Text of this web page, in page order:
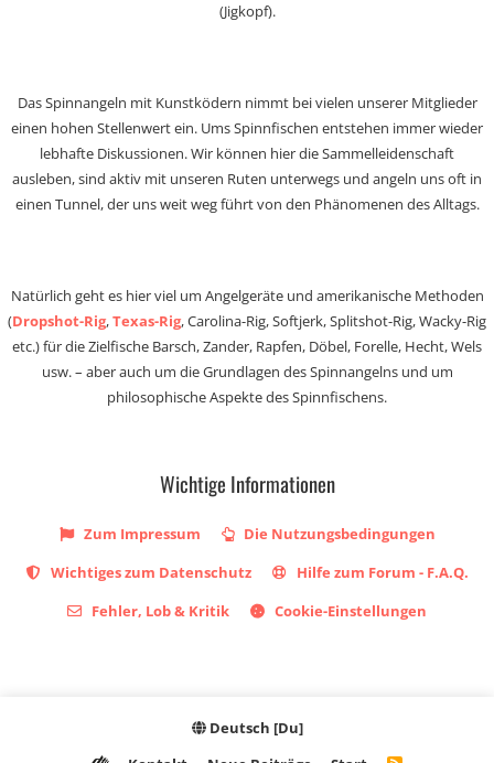
(Jigkopf).
Das Spinnangeln mit Kunstködern nimmt bei vielen unserer Mitglieder
einen hohen Stellenwert ein. Ums Spinnfischen entstehen immer wieder
lebhafte Diskussionen. Wir können hier die Sammelleidenschaft
ausleben, sind aktiv mit unseren Ruten unterwegs und angeln uns oft in
einen Tunnel, der uns weit weg führt von den Phänomenen des Alltags.
Natürlich geht es hier viel um Angelgeräte und amerikanische Methoden
(Dropshot-Rig,Texas-Rig, Carolina-Rig, Softjerk, Splitshot-Rig, Wacky-Rig
etc.) für die Zielfische Barsch, Zander, Rapfen, Döbel, Forelle, Hecht, Wels
usw. – aber auch um die Grundlagen des Spinnangelns und um
philosophische Aspekte des Spinnfischens.
Wichtige Informationen
Zum Impressum
Die Nutzungsbedingungen
Wichtiges zum Datenschutz
Hilfe zum Forum - F.A.Q.
Fehler, Lob & Kritik
Cookie-Einstellungen
Deutsch [Du]